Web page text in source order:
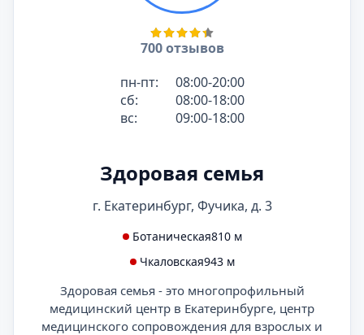
700 отзывов
пн-пт:
08:00-20:00
сб:
08:00-18:00
вс:
09:00-18:00
Здоровая семья
г. Екатеринбург, Фучика, д. 3
Ботаническая810 м
Чкаловская943 м
Здоровая семья - это многопрофильный
медицинский центр в Екатеринбурге, центр
медицинского сопровождения для взрослых и